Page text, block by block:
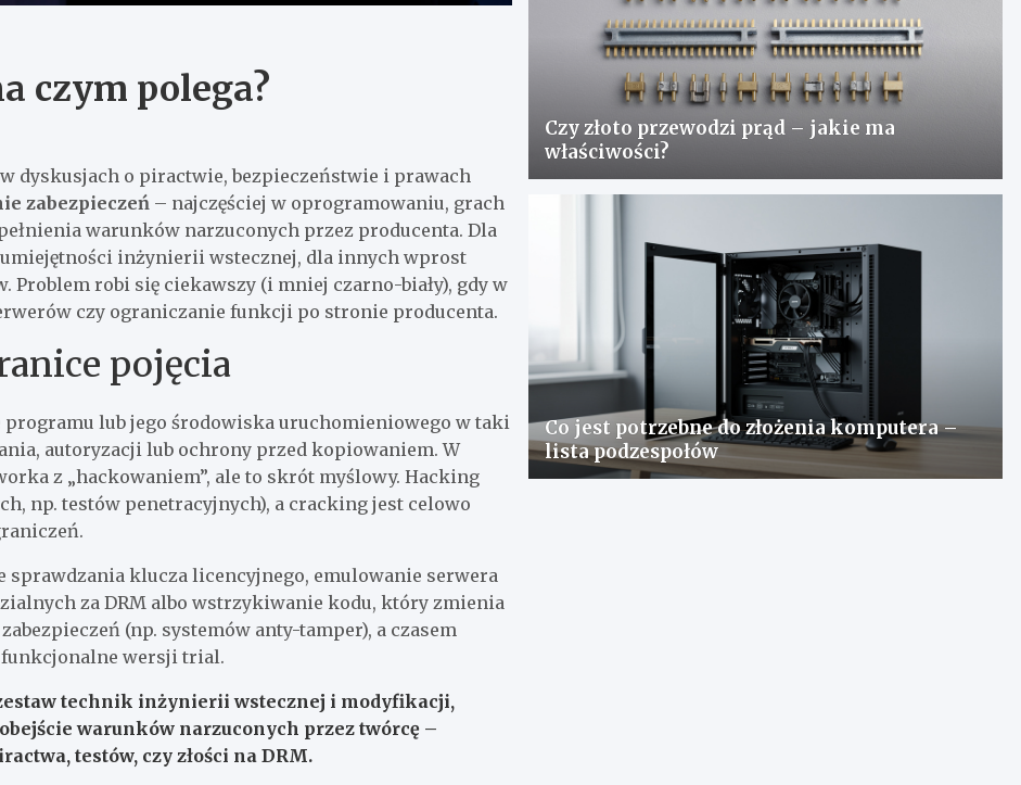
czym polega?
dyskusjach o piractwie, bezpieczeństwie i prawach
zabezpieczeń – najczęściej w oprogramowaniu, grach
warunków narzuconych przez producenta. Dla
inżynierii wstecznej, dla innych wprost
Problem robi się ciekawszy (i mniej czarno-biały), gdy w
czy ograniczanie funkcji po stronie producenta.
pojęcia
lub jego środowiska uruchomieniowego w taki
autoryzacji lub ochrony przed kopiowaniem. W
z „hackowaniem”, ale to skrót myślowy. Hacking
np. testów penetracyjnych), a cracking jest celowo
klucza licencyjnego, emulowanie serwera
za DRM albo wstrzykiwanie kodu, który zmienia
(np. systemów anty-tamper), a czasem
wersji trial.
technik inżynierii wstecznej i modyfikacji,
warunków narzuconych przez twórcę –
testów, czy złości na DRM.
Czy złoto przewodzi prąd – jakie ma
właściwości?
Co jest potrzebne do złożenia komputera –
lista podzespołów